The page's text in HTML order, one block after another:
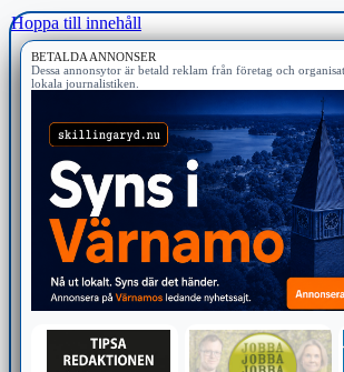
Hoppa till innehåll
BETALDA ANNONSER
Dessa annonsytor är betald reklam från företag och
lokala journalistiken.